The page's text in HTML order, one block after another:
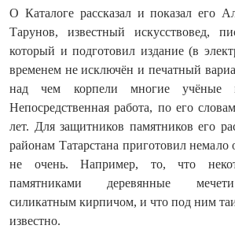
О Каталоге рассказал и показал его
Тарунов, известный искусствовед,
который и подготовил издание (в
временем не исключён и печатный
над чем корпели многие учёные
Непосредственная работа, по его
лет. Для защитников памятников его
районам Татарстана приготовил
не очень. Например, то, что
памятниками деревянные
силикатным кирпичом, и что под ним
известно.